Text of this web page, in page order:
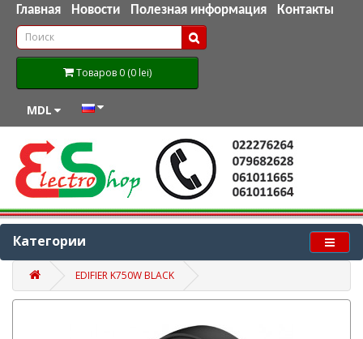
Главная Новости Полезная информация Контакты
Товаров 0 (0 lei)
MDL
Категории
EDIFIER K750W BLACK